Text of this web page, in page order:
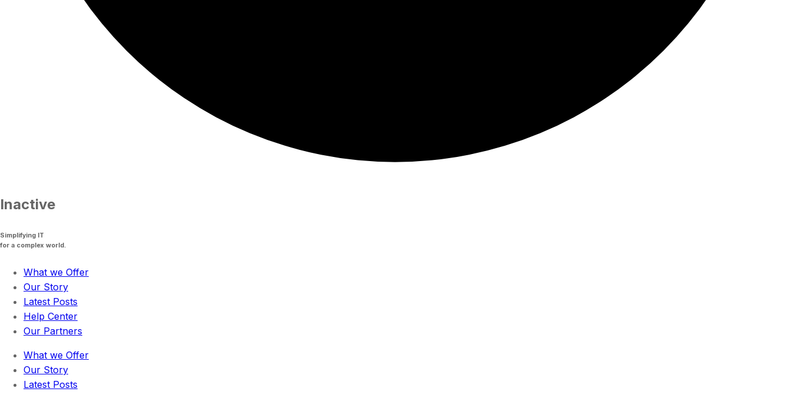
Inactive
Simplifying IT
for a complex world.
What we Offer
Our Story
Latest Posts
Help Center
Our Partners
What we Offer
Our Story
Latest Posts